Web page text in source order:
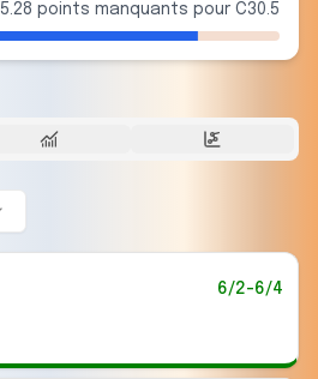
5.28 points manquants pour C30.5
6/2-6/4